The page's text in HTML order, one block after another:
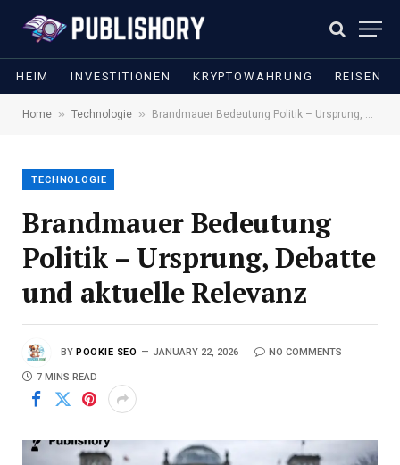
HEIM INVESTITIONEN KRYPTOWÄHRUNG REISEN
Home » Technologie » Brandmauer Bedeutung Politik – Ursprung, Debatte und aktuelle Relevanz
TECHNOLOGIE
Brandmauer Bedeutung
Politik – Ursprung, Debatte
und aktuelle Relevanz
BY POOKIE SEO JANUARY 22, 2026 NO COMMENTS
7 MINS READ